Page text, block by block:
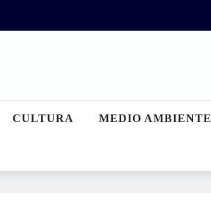
CULTURA MEDIO AMBIENTE